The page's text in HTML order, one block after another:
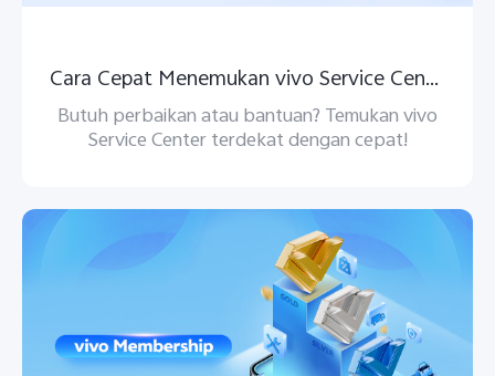
Cara Cepat Menemukan vivo Service Center
Butuh perbaikan atau bantuan? Temukan vivo
Service Center terdekat dengan cepat!